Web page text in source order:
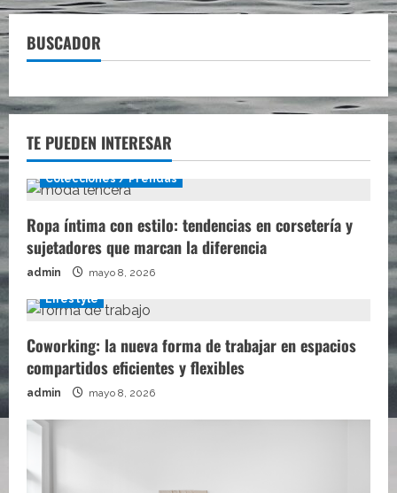
BUSCADOR
TE PUEDEN INTERESAR
Colecciones / Prendas
Ropa íntima con estilo: tendencias en corsetería y
sujetadores que marcan la diferencia
admin mayo 8, 2026
Lifestyle
Coworking: la nueva forma de trabajar en espacios
compartidos eficientes y flexibles
admin mayo 8, 2026